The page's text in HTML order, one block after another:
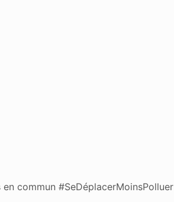
commun #SeDéplacerMoinsPolluer